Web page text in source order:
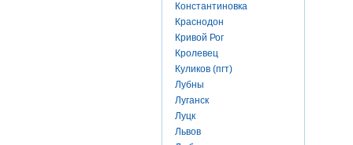
Константиновка
Краснодон
Кривой Рог
Кролевец
Куликов (пгт)
Лубны
Луганск
Луцк
Львов